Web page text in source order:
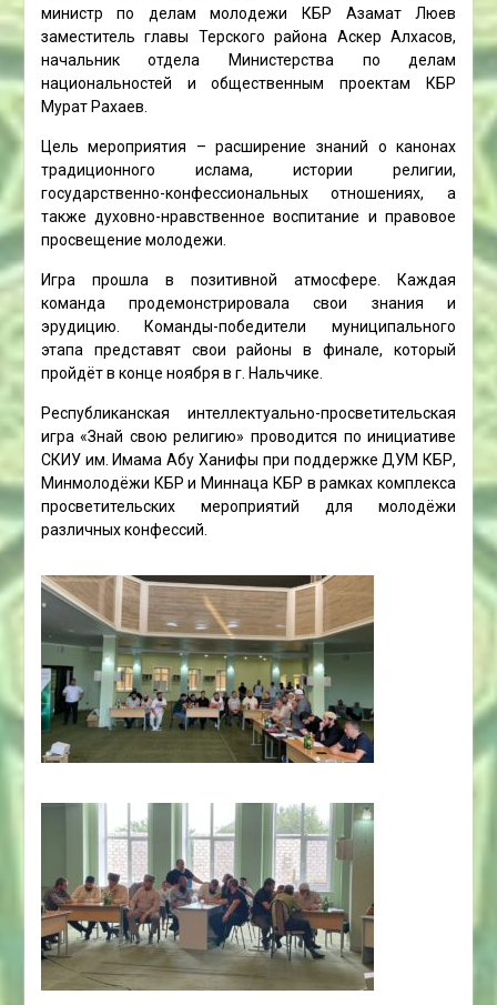
министр по делам молодежи КБР Азамат Люев
заместитель главы Терского района Аскер Алхасов,
начальник отдела Министерства по делам
национальностей и общественным проектам КБР
Мурат Рахаев.
Цель мероприятия – расширение знаний о канонах
традиционного ислама, истории религии,
государственно-конфессиональных отношениях, а
также духовно-нравственное воспитание и правовое
просвещение молодежи.
Игра прошла в позитивной атмосфере. Каждая
команда продемонстрировала свои знания и
эрудицию. Команды-победители муниципального
этапа представят свои районы в финале, который
пройдёт в конце ноября в г. Нальчике.
Республиканская интеллектуально-просветительская
игра «Знай свою религию» проводится по инициативе
СКИУ им. Имама Абу Ханифы при поддержке ДУМ КБР,
Минмолодёжи КБР и Миннаца КБР в рамках комплекса
просветительских мероприятий для молодёжи
различных конфессий.